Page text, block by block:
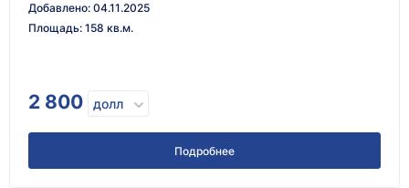
Добавлено: 04.11.2025
Площадь: 158 кв.м.
2 800 долл
Подробнее